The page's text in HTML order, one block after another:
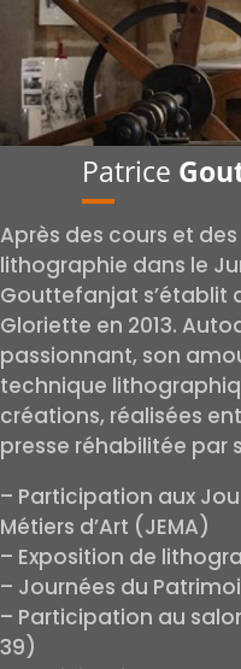
Patrice
Après des cours et
lithographie dans le
Gouttefanjat s’établit
Gloriette en 2013.
passionnant, son
technique
créations, réalisées
presse réhabilitée par
– Participation aux
Métiers d’Art (JEMA)
– Exposition de
– Journées du
– Participation au
39)